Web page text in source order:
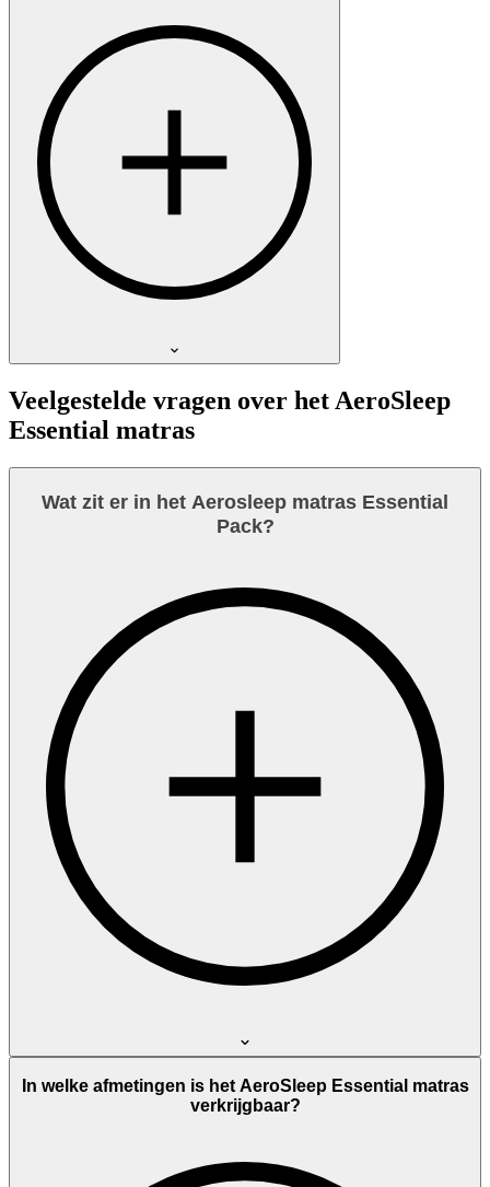
Veelgestelde vragen over het AeroSleep
Essential matras
Wat zit er in het Aerosleep matras Essential
Pack?
In welke afmetingen is het AeroSleep Essential matras
verkrijgbaar?